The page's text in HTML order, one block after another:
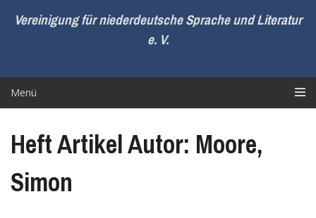
Vereinigung für niederdeutsche Sprache und Literatur
e. V.
Menü
Heft Artikel Autor: Moore,
Simon